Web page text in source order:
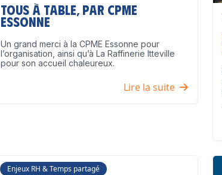
Tous à table, par CPME
Essonne
Un grand merci à la CPME Essonne pour
l’organisation, ainsi qu’à La Raffinerie Itteville
pour son accueil chaleureux.
Lire la suite
Enjeux RH & Temps partagé